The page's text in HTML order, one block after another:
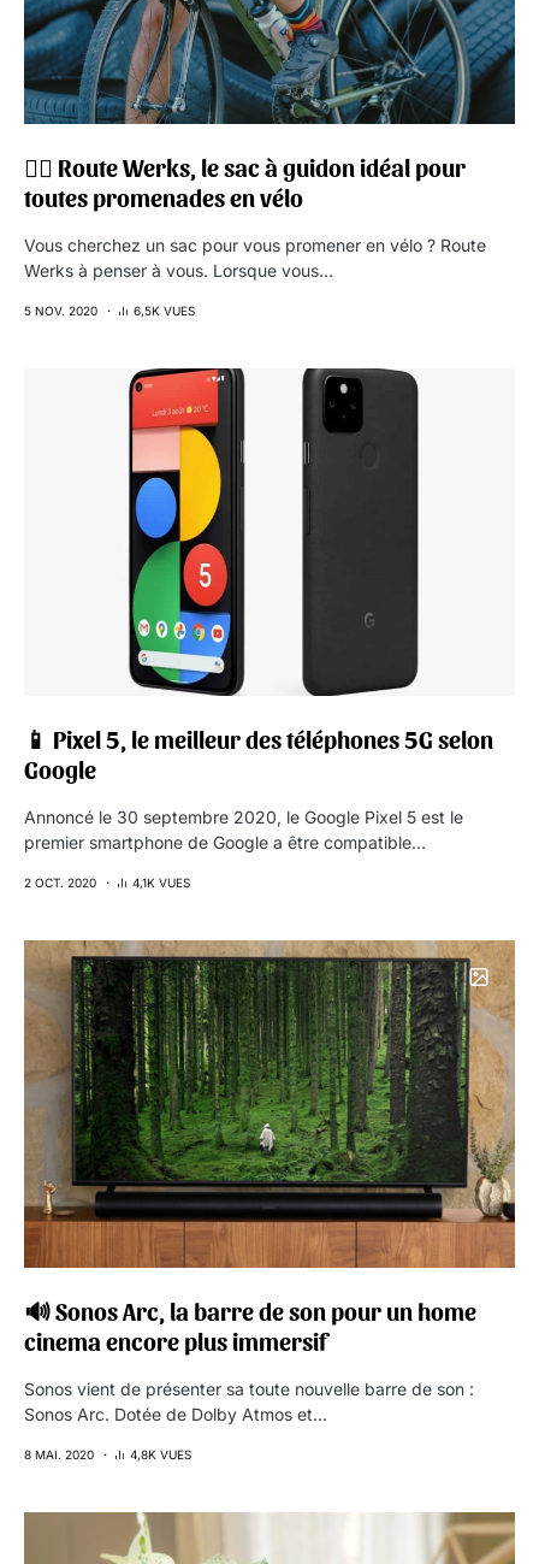
🚴‍♂️ Route Werks, le sac à guidon idéal pour
toutes promenades en vélo
Vous cherchez un sac pour vous promener en vélo ? Route
Werks à penser à vous. Lorsque vous…
5 NOV. 2020 6,5K VUES
📱 Pixel 5, le meilleur des téléphones 5G selon
Google
Annoncé le 30 septembre 2020, le Google Pixel 5 est le
premier smartphone de Google a être compatible…
2 OCT. 2020 4,1K VUES
🔊 Sonos Arc, la barre de son pour un home
cinema encore plus immersif
Sonos vient de présenter sa toute nouvelle barre de son :
Sonos Arc. Dotée de Dolby Atmos et…
8 MAI. 2020 4,8K VUES